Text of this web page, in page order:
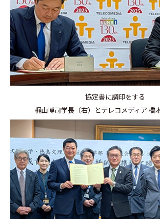
協定書に調印をする
梶山博司学長（右）とテレコメディア 橋